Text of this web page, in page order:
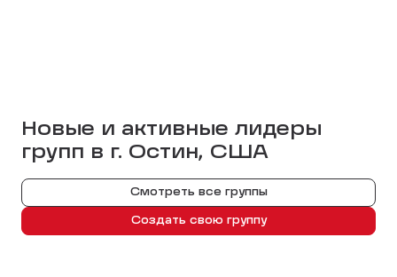
Новые и активные лидеры
групп в г. Остин, США
Смотреть все группы
Создать свою группу